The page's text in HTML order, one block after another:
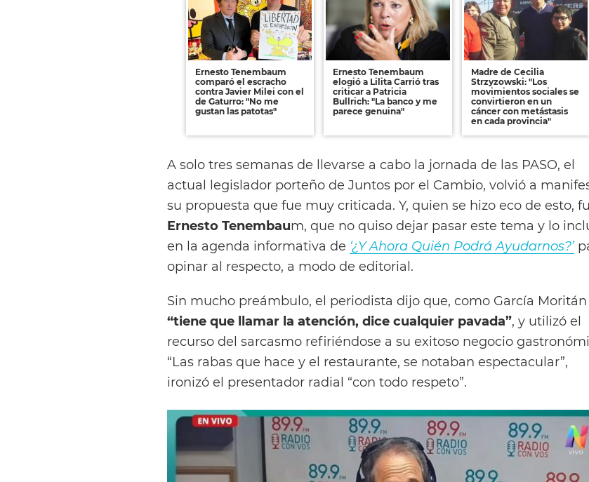
Ernesto Tenembaum
comparó el escracho
contra Javier Milei con el
de Gaturro: "No me
gustan las patotas"
Ernesto Tenembaum
elogió a Lilita Carrió tras
criticar a Patricia
Bullrich: "La banco y me
parece genuina"
Madre de Cecilia
Strzyzowski: "Los
movimientos sociales se
convirtieron en un
cáncer con metástasis
en cada provincia"
A solo tres semanas de llevarse a cabo la jornada de las PASO, el
actual legislador porteño de Juntos por el Cambio, volvió a
su propuesta que fue muy criticada. Y, quien se hizo eco de esto,
Ernesto Tenembaum, que no quiso dejar pasar este tema y lo
en la agenda informativa de ‘¿Y Ahora Quién Podrá Ayudarnos?’
opinar al respecto, a modo de editorial.
Sin mucho preámbulo, el periodista dijo que, como García Moritán
“tiene que llamar la atención, dice cualquier pavada”, y utilizó el
recurso del sarcasmo refiriéndose a su exitoso negocio
“Las rabas que hace y el restaurante, se notaban espectacular”,
ironizó el presentador radial “con todo respeto”.